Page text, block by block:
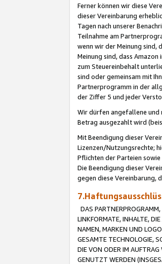
Ferner können wir diese
dieser Vereinbarung
Tagen nach unserer
Teilnahme am
wenn wir der Meinung sind,
Meinung sind, dass
zum Steuereinbehalt
sind oder gemeinsam mit
Partnerprogramm in der
der Ziffer 5 und jeder
Wir dürfen angefallene und
Betrag ausgezahlt wird
Mit Beendigung dieser
Lizenzen/Nutzungsrechte;
Pflichten der Parteien
Die Beendigung dieser
gegen diese Vereinbarung,
DAS
LINKFORMATE, INHALTE,
NAMEN, MARKEN UND
GESAMTE TECHNOLOGIE,
DIE VON ODER IM
GENUTZT WERDEN